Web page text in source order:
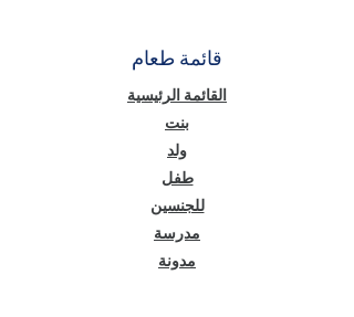
قائمة طعام
القائمة الرئيسية
بنت
ولد
طفل
للجنسين
مدرسة
مدونة